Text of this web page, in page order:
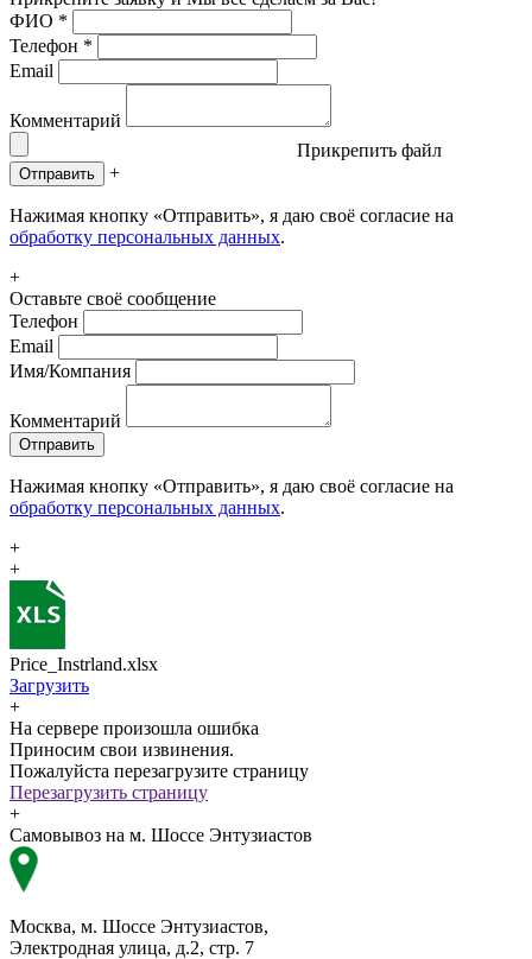
ФИО *
Телефон *
Email
Комментарий
Прикрепить файл
Отправить +
Нажимая кнопку «Отправить», я даю своё согласие на
обработку персональных данных.
+
Оставьте своё сообщение
Телефон
Email
Имя/Компания
Комментарий
Отправить
Нажимая кнопку «Отправить», я даю своё согласие на
обработку персональных данных.
+
+
Price_Instrland.xlsx
Загрузить
+
На сервере произошла ошибка
Приносим свои извинения.
Пожалуйста перезагрузите страницу
Перезагрузить страницу
+
Самовывоз на м. Шоссе Энтузиастов
Москва, м. Шоссе Энтузиастов,
Электродная улица, д.2, стр. 7